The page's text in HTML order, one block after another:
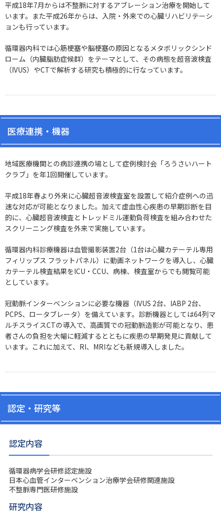
平成18年7月からは不整脈に対するアブレーション治療を開始して
います。また平成26年からは、入院・外来での心臓リハビリテーシ
ョンも行っています。
循環器内科では心筋梗塞や脳梗塞の原因となるメタボリックシンド
ローム（内臓脂肪症候群）をテーマとして、その病態を超音波検査
（IVUS）やCTで解析する研究も積極的に行なっています。
医療連携・機器
地域医療機関との病診連携の場として症例検討会「ろうさいハート
クラブ」を年1回開催しています。
平成18年春より外来に心臓超音波検査室を設置して紹介症例への迅
速な対応が可能となりました。加えて虚血性心疾患の早期診断を目
的に、心臓超音波検査とトレッドミル運動負荷検査を組み合わせた
スクリーニング検査を外来で実施しています。
循環器内科診療機器は血管撮影装置2台（1台は心臓カテーテル専用
フィリップス フラットパネル）に動画ネットワークを導入し、心臓
カテーテル検査結果をICU・CCU、病棟、検査室からでも閲覧可能
としています。
冠動脈インターベンションに必要な機器（IVUS 2台、IABP 2台、
PCPS、ロータブレータ）を備えています。診断機器としては64列マ
ルチスライスCTの導入で、高画質での冠動脈造影が可能となり、患
者さんの負担を大幅に軽減するとともに疾患の早期発見に貢献して
います。これに加えて、RI、MRIなども新規導入しました。
認定・研究等
認定内容
循環器病学会研修認定施設
日本心血管インターベンション治療学会研修関連施設
不整脈専門医研修施設
研究内容